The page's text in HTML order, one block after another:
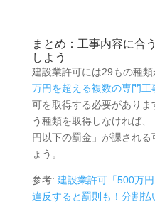
まとめ：工事内容に合
しよう
建設業許可には29もの種類
万円を超える複数の専門工
可を取得する必要があり
う種類を取得しなければ
円以下の罰金」が課され
ょう。
参考: 建設業許可「500万
違反すると罰則も！分割払